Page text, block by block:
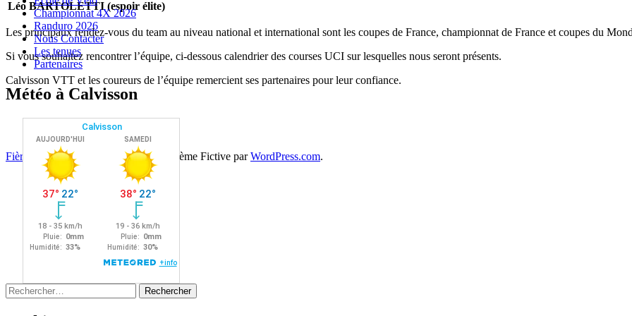
Championnat 4X 2026
Randuro 2026
Nous Contacter
Les tenues
Partenaires
Météo à Calvisson
Rechercher :
Léo BARTOLETTI (espoir élite)
Les principaux rendez-vous du team au niveau national et international sont les coupes de France, championnat de France et coupes du
Si vous souhaitez rencontrer l’équipe, ci-dessous calendrier des courses UCI sur lesquelles nous seront présents.
Calvisson VTT et les coureurs de l’équipe remercient ses partenaires pour leur confiance.
Fièrement propulsé par WordPress Thème Fictive parWordPress.com.